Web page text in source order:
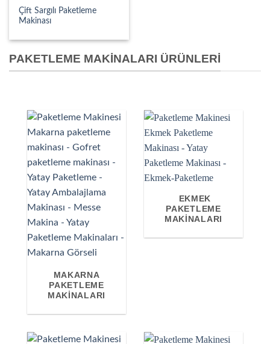
Çift Sargılı Paketleme
Makinası
PAKETLEME MAKINALARI ÜRÜNLERI
MAKARNA
PAKETLEME
MAKİNALARI
EKMEK
PAKETLEME
MAKINALARI